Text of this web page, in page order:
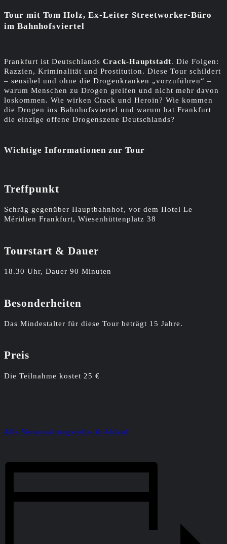
Tour mit Tom Holz, Ex-Leiter Streetworker-Büro
im Bahnhofsviertel
Frankfurt ist Deutschlands Crack-Hauptstadt. Die Folgen:
Razzien, Kriminalität und Prostitution. Diese Tour schildert
– sensibel und ohne die Drogenkranken „vorzuführen“ –
warum Menschen zu Drogen greifen und nicht mehr davon
loskommen. Wie wirken Crack und Heroin? Wie kommen
die Drogen ins Bahnhofsviertel und warum hat Frankfurt
die einzige offene Drogenszene Deutschlands?
Wichtige Informationen zur Tour
Treffpunkt
Schräg gegenüber Hauptbahnhof, vor dem Hotel Le
Méridien Frankfurt, Wiesenhüttenplatz 38
Tourstart & Dauer
18.30 Uhr, Dauer 90 Minuten
Besonderheiten
Das Mindestalter für diese Tour beträgt 15 Jahre.
Preis
Die Teilnahme kostet 25 €
Alle Veranstaltungsinfos & Ablauf